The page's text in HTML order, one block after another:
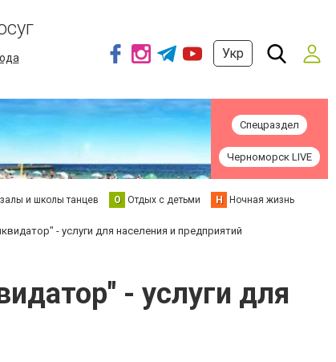
Укр
Спецраздел
Черноморск LIVE
и школы танцев О Отдых с детьми Н Ночная жизнь
- услуги для населения и предприятий
- услуги для